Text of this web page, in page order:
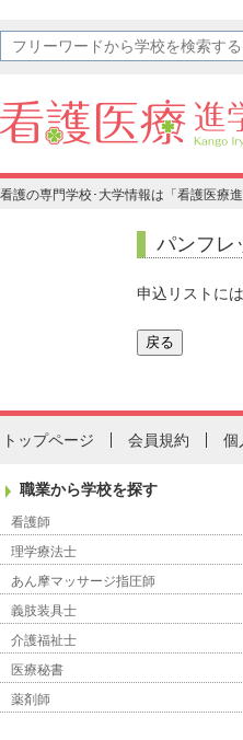
看護の専門学校･大学情報は「看護医療進
パンフレ
申込リストに
トップページ 会員規約 個
職業から学校を探す
看護師
理学療法士
あん摩マッサージ指圧師
義肢装具士
介護福祉士
医療秘書
薬剤師